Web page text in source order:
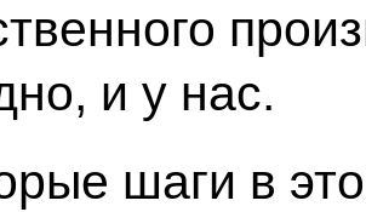
и у нас.
шаги в